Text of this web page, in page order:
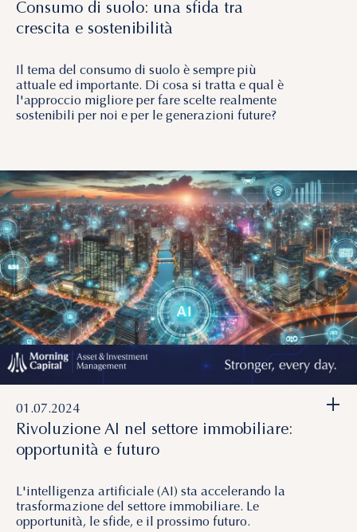
Consumo di suolo: una sfida tra
crescita e sostenibilità
Il tema del consumo di suolo è sempre più
attuale ed importante. Di cosa si tratta e qual è
l'approccio migliore per fare scelte realmente
sostenibili per noi e per le generazioni future?
01.07.2024
Rivoluzione AI nel settore immobiliare:
opportunità e futuro
L'intelligenza artificiale (AI) sta accelerando la
trasformazione del settore immobiliare. Le
opportunità, le sfide, e il prossimo futuro.
+